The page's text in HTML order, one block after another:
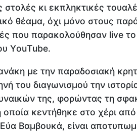
στολές κι εκπληκτικές
θέαμα, όχι μόνο στους
που παρακολούθησαν live
ΥouΤube.
με την παραδοσιακή
του διαγωνισμού την
της, φορώντας τη
κεντήθηκε στο χέρι από
Εύα Βαμβουκά, είναι